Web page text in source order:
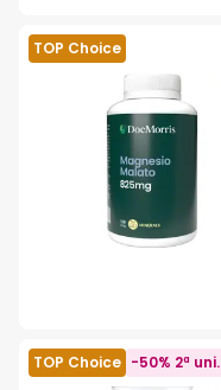
TOP Choice
TOP Choice -50% 2ª uni.